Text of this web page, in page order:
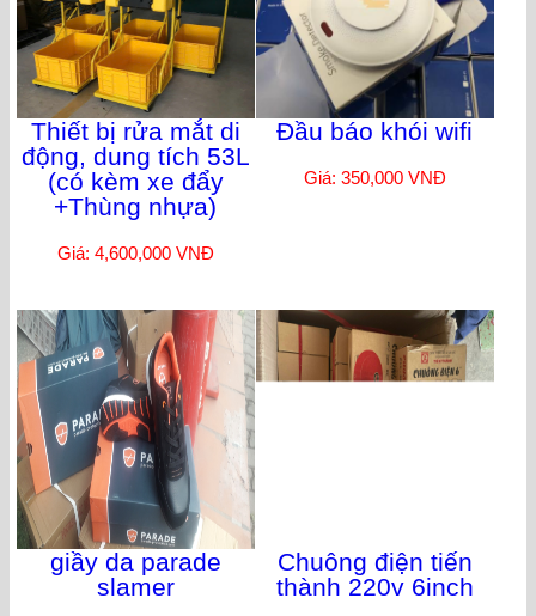
Thiết bị rửa mắt di
động, dung tích 53L
(có kèm xe đẩy
+Thùng nhựa)
Giá: 4,600,000 VNĐ
Đầu báo khói wifi
Giá: 350,000 VNĐ
giầy da parade
slamer
Chuông điện tiến
thành 220v 6inch